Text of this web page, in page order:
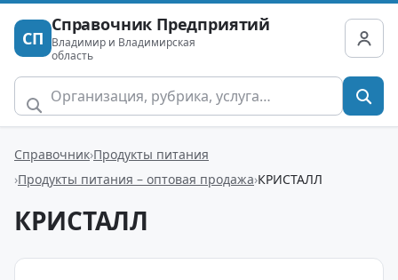
СП
Справочник Предприятий
Владимир и Владимирская
область
Справочник Продукты питания
Продукты питания – оптовая продажа КРИСТАЛЛ
КРИСТАЛЛ